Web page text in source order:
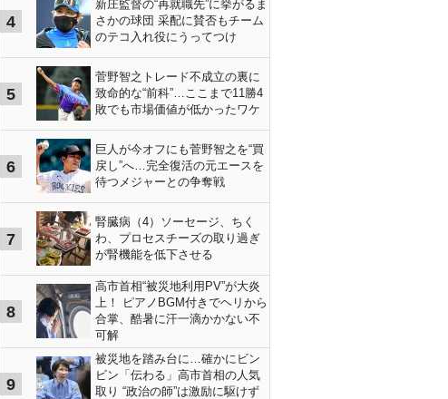
4
新庄監督の“再就職先”に挙がるま
さかの球団 采配に賛否もチーム
のテコ入れ役にうってつけ
5
菅野智之トレード不成立の裏に
致命的な“前科”…ここまで11勝4
敗でも市場価値が低かったワケ
6
巨人が今オフにも菅野智之を“買
戻し”へ…完全復活の元エースを
待つメジャーとの争奪戦
7
腎臓病（4）ソーセージ、ちく
わ、プロセスチーズの取り過ぎ
が腎機能を低下させる
8
高市首相“被災地利用PV”が大炎
上！ ピアノBGM付きでヘリから
合掌、酷暑に汗一滴かかない不
可解
9
被災地を踏み台に…確かにビン
ビン「伝わる」高市首相の人気
取り “政治の師”は激励に駆けず